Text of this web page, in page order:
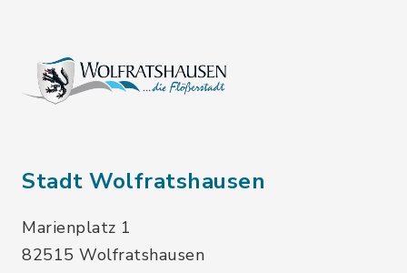
Stadt Wolfratshausen
Marienplatz 1
82515 Wolfratshausen